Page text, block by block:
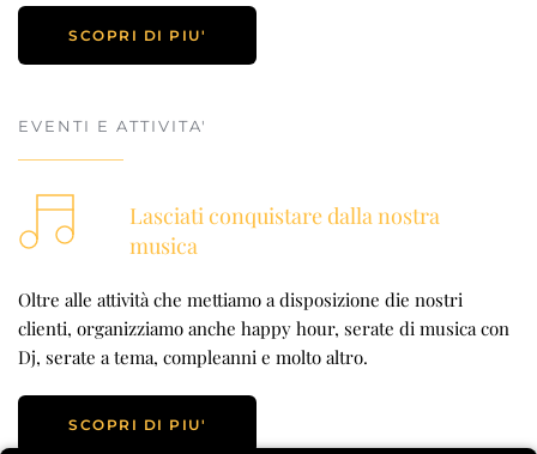
SCOPRI DI PIU'
EVENTI E ATTIVITA'
Lasciati conquistare dalla nostra
musica
Oltre alle attività che mettiamo a disposizione die nostri
clienti, organizziamo anche happy hour, serate di musica con
Dj, serate a tema, compleanni e molto altro.
SCOPRI DI PIU'